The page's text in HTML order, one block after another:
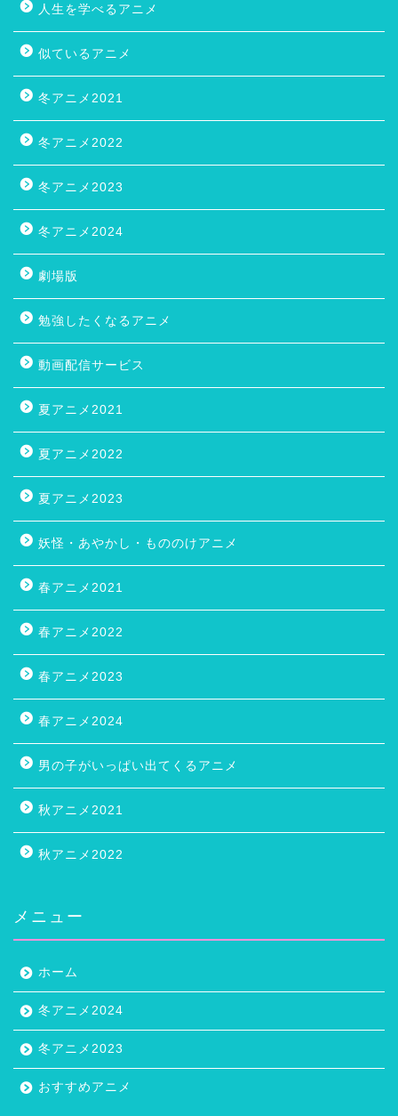
人生を学べるアニメ
似ているアニメ
冬アニメ2021
冬アニメ2022
冬アニメ2023
冬アニメ2024
劇場版
勉強したくなるアニメ
動画配信サービス
夏アニメ2021
夏アニメ2022
夏アニメ2023
妖怪・あやかし・もののけアニメ
春アニメ2021
春アニメ2022
春アニメ2023
春アニメ2024
男の子がいっぱい出てくるアニメ
秋アニメ2021
秋アニメ2022
メニュー
ホーム
冬アニメ2024
冬アニメ2023
おすすめアニメ